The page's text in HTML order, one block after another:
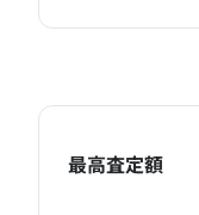
最高査定額